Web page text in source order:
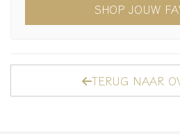
SHOP JOUW
TERUG NAAR